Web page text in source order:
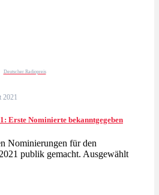
Deutscher Radiopreis
2021
Erste Nominierte bekanntgegeben
Nominierungen für den
publik gemacht. Ausgewählt